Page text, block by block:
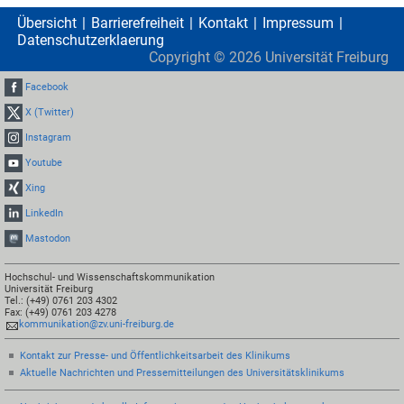
Übersicht Barrierefreiheit Kontakt
Impressum
Datenschutzerklaerung
Copyright © 2026 Universität Freiburg
Facebook
X (Twitter)
Instagram
Youtube
Xing
LinkedIn
Mastodon
Hochschul- und Wissenschaftskommunikation
Universität Freiburg
Tel.: (+49) 0761 203 4302
Fax: (+49) 0761 203 4278
kommunikation@zv.uni-freiburg.de
Kontakt zur Presse- und Öffentlichkeitsarbeit des Klinikums
Aktuelle Nachrichten und Pressemitteilungen des Universitätsklinikums